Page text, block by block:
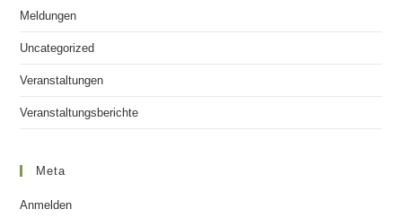
Meldungen
Uncategorized
Veranstaltungen
Veranstaltungsberichte
Meta
Anmelden